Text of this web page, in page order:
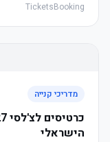
TicketsBooking
מדריכי קנייה
הישראלי